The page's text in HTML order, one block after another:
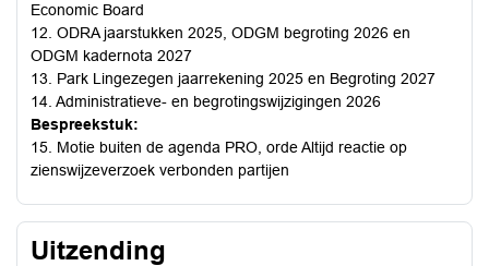
Economic Board
12. ODRA jaarstukken 2025, ODGM begroting 2026 en
ODGM kadernota 2027
13. Park Lingezegen jaarrekening 2025 en Begroting 2027
14. Administratieve- en begrotingswijzigingen 2026
Bespreekstuk:
15. Motie buiten de agenda PRO, orde Altijd reactie op
zienswijzeverzoek verbonden partijen
Uitzending